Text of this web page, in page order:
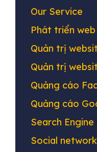
Our Service
Phát triển
Quản trị
Quản trị
Quảng cáo
Quảng cáo
Search
Social network